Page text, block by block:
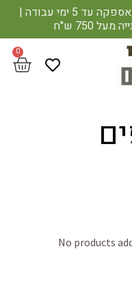
משלוח חינם ברכישה מעל 400 ₪ | אספקה עד 5 ימי עבודה |
No products